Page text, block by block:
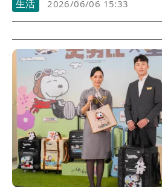
生活
2026/06/06 15:33